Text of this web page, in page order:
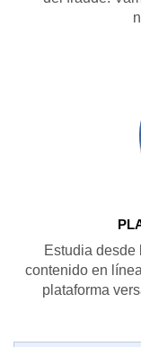
Estudia desde
contenido en
plataforma